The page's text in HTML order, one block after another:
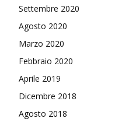
Settembre 2020
Agosto 2020
Marzo 2020
Febbraio 2020
Aprile 2019
Dicembre 2018
Agosto 2018